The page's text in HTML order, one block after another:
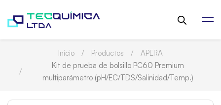
Inicio Productos
APERA
Kit de prueba de bolsillo PC60 Premium
multiparámetro (pH/EC/TDS/Salinidad/Temp.)